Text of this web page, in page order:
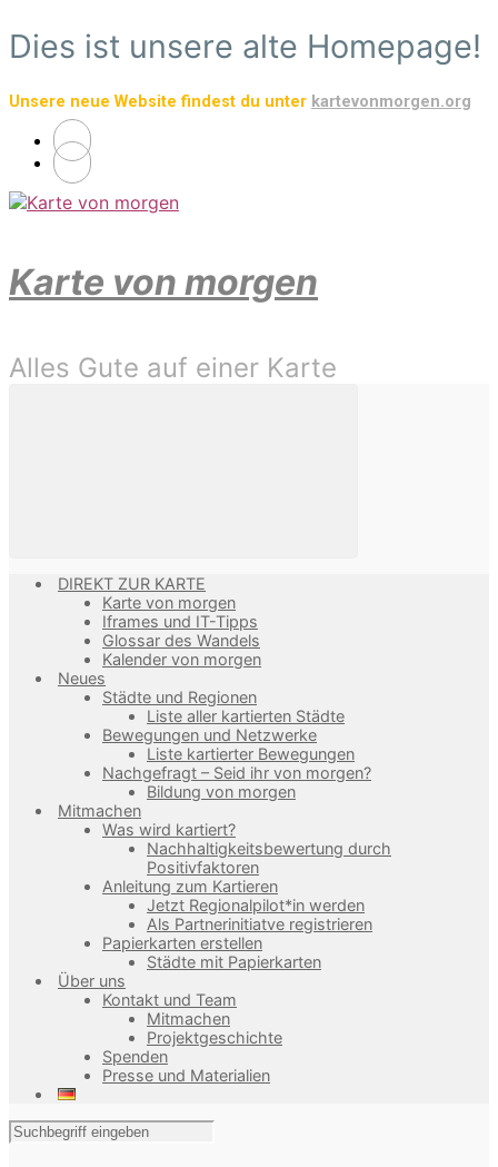
Zum
Hauptinhalt
Dies ist unsere alte Homepage!
Unsere neue Website findest du unter kartevonmorgen.org
Karte von morgen
Alles Gute auf einer Karte
DIREKT ZUR KARTE
Karte von morgen
Iframes und IT-Tipps
Glossar des Wandels
Kalender von morgen
Neues
Städte und Regionen
Liste aller kartierten Städte
Bewegungen und Netzwerke
Liste kartierter Bewegungen
Nachgefragt – Seid ihr von morgen?
Bildung von morgen
Mitmachen
Was wird kartiert?
Nachhaltigkeitsbewertung durch
Positivfaktoren
Anleitung zum Kartieren
Jetzt Regionalpilot*in werden
Als Partnerinitiatve registrieren
Papierkarten erstellen
Städte mit Papierkarten
Über uns
Kontakt und Team
Mitmachen
Projektgeschichte
Spenden
Presse und Materialien